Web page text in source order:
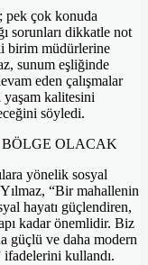
pek çok konuda
sorunları dikkatle not
birim müdürlerine
sunum eşliğinde
eden çalışmalar
yaşam kalitesini
söyledi.
OLACAK
yönelik sosyal
“Bir mahallenin
hayatı güçlendiren,
kadar önemlidir. Biz
güçlü ve daha modern
ifadelerini kullandı.